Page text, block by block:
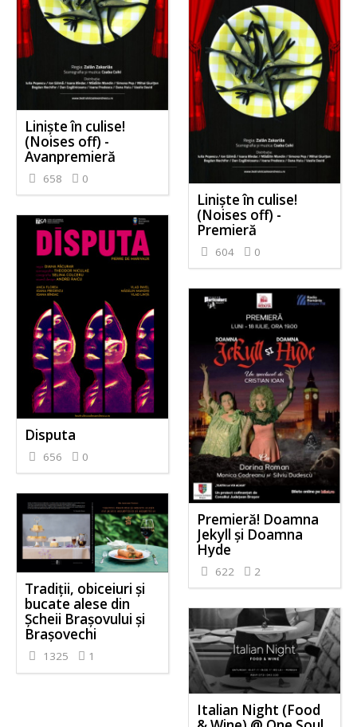
Liniște în culise!
(Noises off) -
Avanpremieră
658 0
Liniște în culise!
(Noises off) -
Premieră
604 0
Disputa
656 0
Premieră! Doamna
Jekyll și Doamna
Hyde
622 2
Tradiții, obiceiuri și
bucate alese din
Șcheii Brașovului și
Brașovechi
1325 1
Italian Night (Food